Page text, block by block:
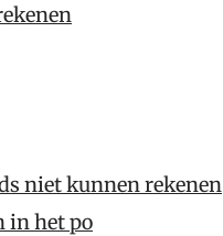
niet kunnen rekenen
in het po